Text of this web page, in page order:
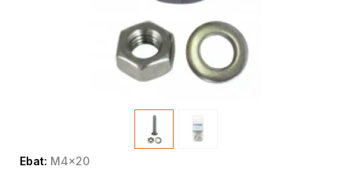
Ebat: M4x20